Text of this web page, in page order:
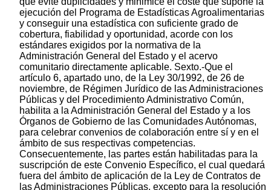
ejecución del Programa de Estadísticas Agroalimentarias
y conseguir una estadística con suficiente grado de
cobertura, fiabilidad y oportunidad, acorde con los
estándares exigidos por la normativa de la
Administración General del Estado y el acervo
comunitario directamente aplicable. Sexto.-Que el
artículo 6, apartado uno, de la Ley 30/1992, de 26 de
noviembre, de Régimen Jurídico de las Administraciones
Públicas y del Procedimiento Administrativo Común,
habilita a la Administración General del Estado y a los
Órganos de Gobierno de las Comunidades Autónomas,
para celebrar convenios de colaboración entre sí y en el
ámbito de sus respectivas competencias.
Consecuentemente, las partes están habilitadas para la
suscripción de este Convenio Específico, el cual quedará
fuera del ámbito de aplicación de la Ley de Contratos de
las Administraciones Públicas, excepto para la resolución